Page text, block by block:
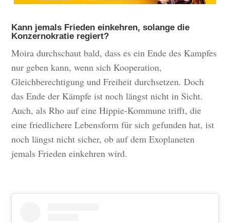
Kann jemals Frieden einkehren, solange die
Konzernokratie regiert?
Moira durchschaut bald, dass es ein Ende des Kampfes
nur geben kann, wenn sich Kooperation,
Gleichberechtigung und Freiheit durchsetzen. Doch
das Ende der Kämpfe ist noch längst nicht in Sicht.
Auch, als Rho auf eine Hippie-Kommune trifft, die
eine friedlichere Lebensform für sich gefunden hat, ist
noch längst nicht sicher, ob auf dem Exoplaneten
jemals Frieden einkehren wird.